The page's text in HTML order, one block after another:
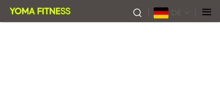
DE